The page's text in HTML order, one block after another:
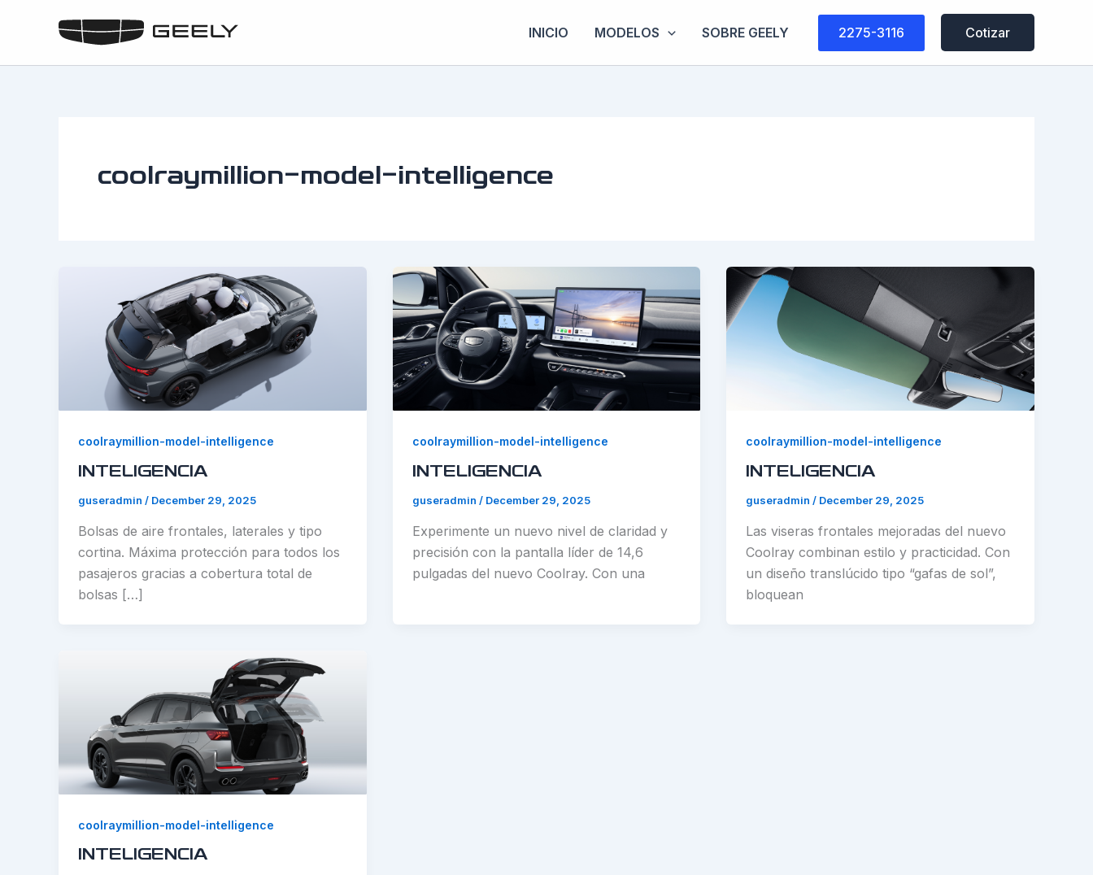
INICIO MODELOS SOBRE GEELY 2275-3116 Cotizar
coolraymillion-model-intelligence
coolraymillion-model-intelligence
INTELIGENCIA
guseradmin / December 29, 2025
Bolsas de aire frontales, laterales y tipo
cortina. Máxima protección para todos los
pasajeros gracias a cobertura total de
bolsas […]
coolraymillion-model-intelligence
INTELIGENCIA
guseradmin / December 29, 2025
Experimente un nuevo nivel de claridad y
precisión con la pantalla líder de 14,6
pulgadas del nuevo Coolray. Con una
coolraymillion-model-intelligence
INTELIGENCIA
guseradmin/ December 29, 2025
Las viseras frontales mejoradas del nuevo
Coolray combinan estilo y practicidad. Con
un diseño translúcido tipo “gafas de sol”,
bloquean
coolraymillion-model-intelligence
INTELIGENCIA